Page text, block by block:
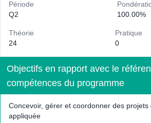
Période
Q2
100.00%
Théorie
24
Pratique
0
Objectifs en rapport avec le
compétences du programme
Concevoir, gérer et coordonner des projets
appliquée